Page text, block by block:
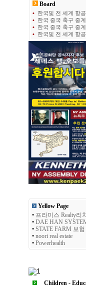
Board
• 한국및 전 세계 항공
• 한국 중국 축구 중계
• 한국 중국 축구 중계
• 한국및 전 세계 항공
Yellow Page
• 프라미스 Realty리
• DAE HAN
• STATE FARM 보험
• noori real estate
• Powerhealth
Children -